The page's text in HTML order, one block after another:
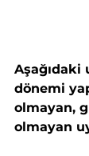
Aşağıdaki
dönemi
olmayan,
olmayan